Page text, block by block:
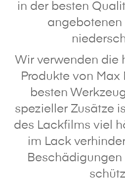
in der besten
angebotenen
Wir verwenden die
Produkte von Max
besten
spezieller Zusätze
des Lackfilms viel
im Lack
Beschädigungen